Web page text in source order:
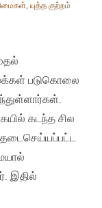
, யுத்த குற்றம்
மக்கள் படுகொலை
கடந்த சில
தடைசெய்யப்பட்ட
இதில்